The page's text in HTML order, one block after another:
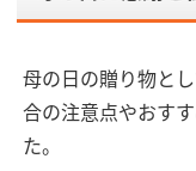
母の日の贈り物と
合の注意点やおす
た。